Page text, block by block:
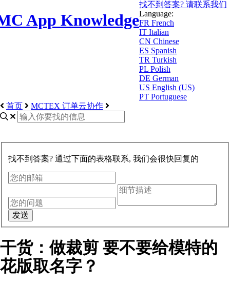
App Knowledge
找不到答案? 请联系我们
Language:
FR French
IT Italian
CN Chinese
ES Spanish
TR Turkish
PL Polish
DE German
US English (US)
PT Portuguese
首页
MCTEX 订单云协作
找不到答案? 通过下面的表格联系, 我们会很快回复的
干货：做裁剪 要不要给模特的
花版取名字？